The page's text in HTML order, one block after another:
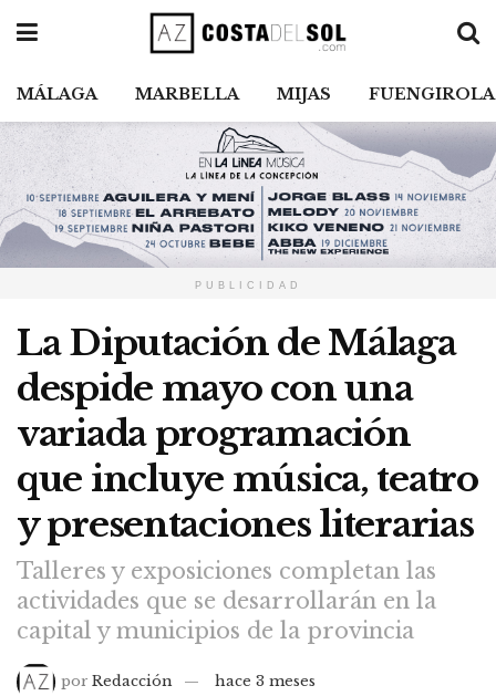
MÁLAGA MARBELLA MIJAS FUENGIROLA
PUBLICIDAD
La Diputación de Málaga
despide mayo con una
variada programación
que incluye música, teatro
y presentaciones literarias
Talleres y exposiciones completan las
actividades que se desarrollarán en la
capital y municipios de la provincia
por Redacción
hace 3 meses